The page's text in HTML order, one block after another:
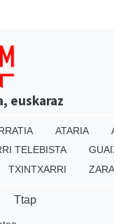
euskaraz
ATARIA
TELEBISTA
TXINTXARRI
Ttap